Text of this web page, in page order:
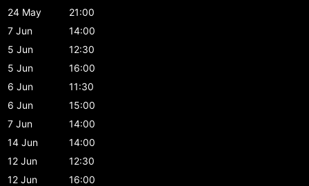
24 May
21:00
7 Jun
14:00
5 Jun
12:30
5 Jun
16:00
6 Jun
11:30
6 Jun
15:00
7 Jun
14:00
14 Jun
14:00
12 Jun
12:30
12 Jun
16:00